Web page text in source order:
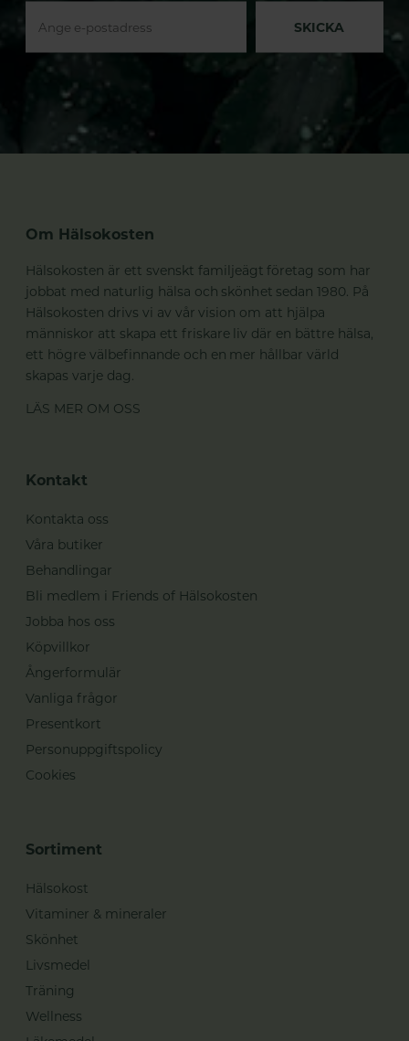
SKICKA
Om Hälsokosten
Hälsokosten är ett svenskt familjeägt företag som har
jobbat med naturlig hälsa och skönhet sedan 1980. På
Hälsokosten drivs vi av vår vision om att hjälpa
människor att skapa ett friskare liv där en bättre hälsa,
ett högre välbefinnande och en mer hållbar värld
skapas varje dag.
LÄS MER OM OSS
Kontakt
Kontakta oss
Våra butiker
Behandlingar
Bli medlem i Friends of Hälsokosten
Jobba hos oss
Köpvillkor
Ångerformulär
Vanliga frågor
Presentkort
Personuppgiftspolicy
Cookies
Sortiment
Hälsokost
Vitaminer & mineraler
Skönhet
Livsmedel
Träning
Wellness